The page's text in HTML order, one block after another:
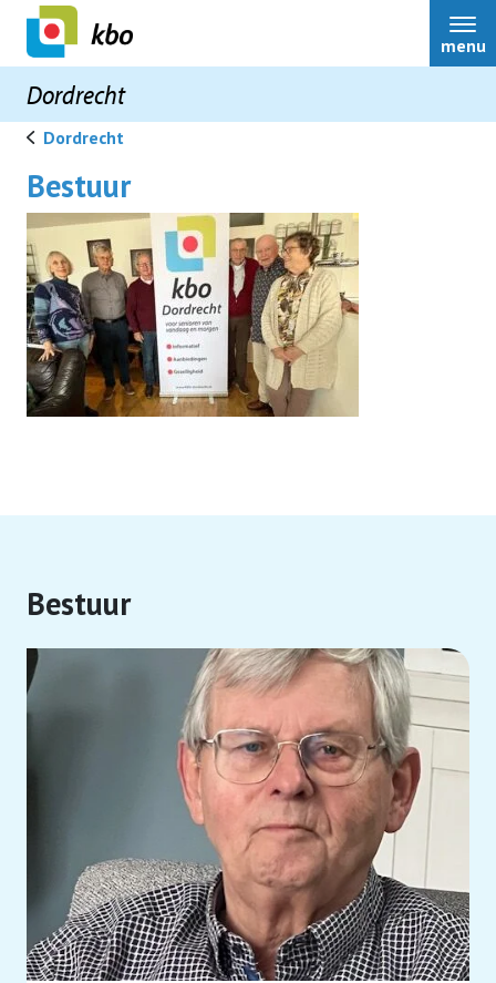
Dordrecht
menu
Dordrecht
Over ons
Bestuur
Contact
Dordrecht
Bestuur
Bestuur